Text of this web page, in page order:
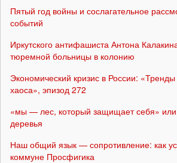
Пятый год войны и сослагательное
событий
Иркутского антифашиста Антона
тюремной больницы в колонию
Экономический кризис в России:
хаоса», эпизод 272
«мы — лес, который защищает себя»
деревья
Наш общий язык — сопротивление: как
коммуне Просфигика